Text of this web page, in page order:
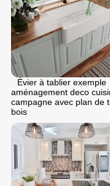
Évier à tablier exemple
aménagement deco
campagne avec plan de
bois